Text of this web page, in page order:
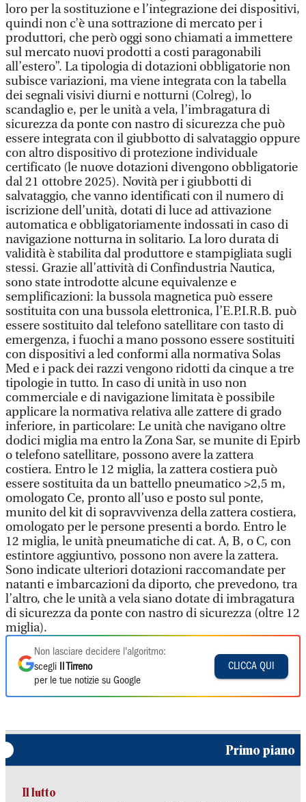
loro per la sostituzione e l’integrazione dei dispositivi,
quindi non c’è una sottrazione di mercato per i
produttori, che però oggi sono chiamati a immettere
sul mercato nuovi prodotti a costi paragonabili
all’estero”. La tipologia di dotazioni obbligatorie non
subisce variazioni, ma viene integrata con la tabella
dei segnali visivi diurni e notturni (Colreg), lo
scandaglio e, per le unità a vela, l’imbragatura di
sicurezza da ponte con nastro di sicurezza che può
essere integrata con il giubbotto di salvataggio oppure
con altro dispositivo di protezione individuale
certificato (le nuove dotazioni divengono obbligatorie
dal 21 ottobre 2025). Novità per i giubbotti di
salvataggio, che vanno identificati con il numero di
iscrizione dell’unità, dotati di luce ad attivazione
automatica e obbligatoriamente indossati in caso di
navigazione notturna in solitario. La loro durata di
validità è stabilita dal produttore e stampigliata sugli
stessi. Grazie all’attività di Confindustria Nautica,
sono state introdotte alcune equivalenze e
semplificazioni: la bussola magnetica può essere
sostituita con una bussola elettronica, l’E.P.I.R.B. può
essere sostituito dal telefono satellitare con tasto di
emergenza, i fuochi a mano possono essere sostituiti
con dispositivi a led conformi alla normativa Solas
Med e i pack dei razzi vengono ridotti da cinque a tre
tipologie in tutto. In caso di unità in uso non
commerciale e di navigazione limitata è possibile
applicare la normativa relativa alle zattere di grado
inferiore, in particolare: Le unità che navigano oltre
dodici miglia ma entro la Zona Sar, se munite di Epirb
o telefono satellitare, possono avere la zattera
costiera. Entro le 12 miglia, la zattera costiera può
essere sostituita da un battello pneumatico >2,5 m,
omologato Ce, pronto all’uso e posto sul ponte,
munito del kit di sopravvivenza della zattera costiera,
omologato per le persone presenti a bordo. Entro le
12 miglia, le unità pneumatiche di cat. A, B, o C, con
estintore aggiuntivo, possono non avere la zattera.
Sono indicate ulteriori dotazioni raccomandate per
natanti e imbarcazioni da diporto, che prevedono, tra
l’altro, che le unità a vela siano dotate di imbragatura
di sicurezza da ponte con nastro di sicurezza (oltre 12
miglia).
Non lasciare decidere l'algoritmo:
scegli
Il Tirreno
per le tue notizie su Google
CLICCA QUI
Primo piano
Il lutto